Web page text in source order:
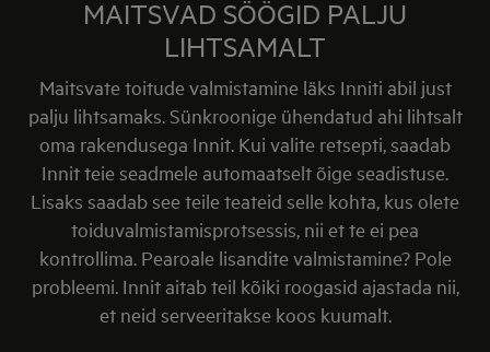
MAITSVAD SÖÖGID PALJU
LIHTSAMALT
Maitsvate toitude valmistamine läks Inniti abil just
palju lihtsamaks. Sünkroonige ühendatud ahi lihtsalt
oma rakendusega Innit. Kui valite retsepti, saadab
Innit teie seadmele automaatselt õige seadistuse.
Lisaks saadab see teile teateid selle kohta, kus olete
toiduvalmistamisprotsessis, nii et te ei pea
kontrollima. Pearoale lisandite valmistamine? Pole
probleemi. Innit aitab teil kõiki roogasid ajastada nii,
et neid serveeritakse koos kuumalt.